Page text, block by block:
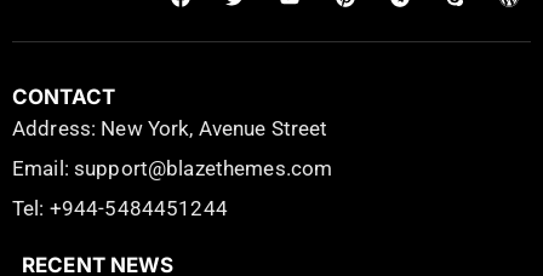
CONTACT
Address: New York, Avenue Street
Email: support@blazethemes.com
Tel: +944-5484451244
RECENT NEWS